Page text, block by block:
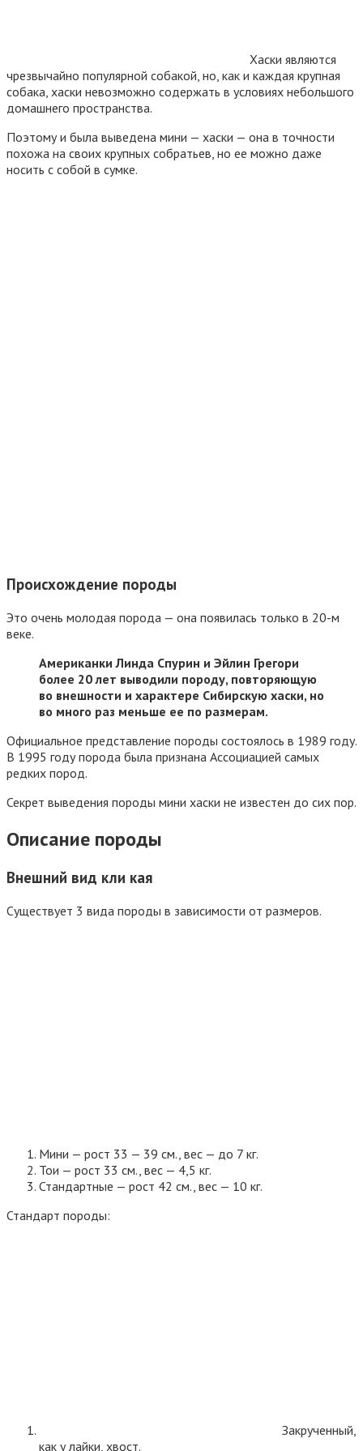
Хаски являются
чрезвычайно популярной собакой, но, как и каждая крупная
собака, хаски невозможно содержать в условиях небольшого
домашнего пространства.
Поэтому и была выведена мини — хаски — она в точности
похожа на своих крупных собратьев, но ее можно даже
носить с собой в сумке.
Происхождение породы
Это очень молодая порода — она появилась только в 20-м
веке.
Американки Линда Спурин и Эйлин Грегори
более 20 лет выводили породу, повторяющую
во внешности и характере Сибирскую хаски, но
во много раз меньше ее по размерам.
Официальное представление породы состоялось в 1989 году.
В 1995 году порода была признана Ассоциацией самых
редких пород.
Секрет выведения породы мини хаски не известен до сих пор.
Описание породы
Внешний вид кли кая
Существует 3 вида породы в зависимости от размеров.
Мини — рост 33 — 39 см., вес — до 7 кг.
Тои — рост 33 см., вес — 4,5 кг.
Стандартные — рост 42 см., вес — 10 кг.
Стандарт породы:
Закрученный,
как у лайки, хвост.